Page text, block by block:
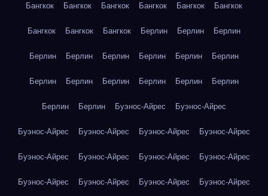
Бангкок Бангкок Бангкок Бангкок Бангкок Бангкок
Бангкок Бангкок Бангкок Берлин Берлин Берлин
Берлин Берлин Берлин Берлин Берлин Берлин
Берлин Берлин Берлин Берлин Берлин Берлин
Берлин Берлин Буэнос-Айрес Буэнос-Айрес
Буэнос-Айрес Буэнос-Айрес Буэнос-Айрес Буэнос-Айрес
Буэнос-Айрес Буэнос-Айрес Буэнос-Айрес Буэнос-Айрес
Буэнос-Айрес Буэнос-Айрес Буэнос-Айрес Буэнос-Айрес